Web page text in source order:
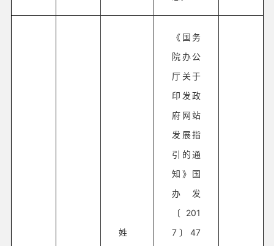
姓
《国务
院办公
厅关于
印发政
府网站
发展指
引的通
知》国
办发
〔201
7〕47